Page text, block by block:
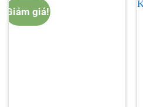
Giảm giá!